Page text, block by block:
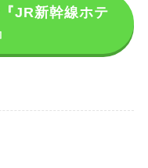
JR新幹線ホテ